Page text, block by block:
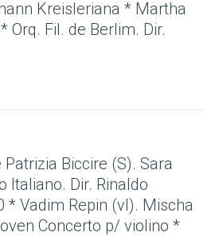
Kreisleriana * Martha
Orq. Fil. de Berlim. Dir.
Biccire (S). Sara
Italiano. Dir. Rinaldo
* Vadim Repin (vl). Mischa
Concerto p/ violino *